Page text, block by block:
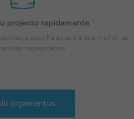
projecto rapidamente
e escolha aquele/a que melhor se
suas necessidades.
orçamentos